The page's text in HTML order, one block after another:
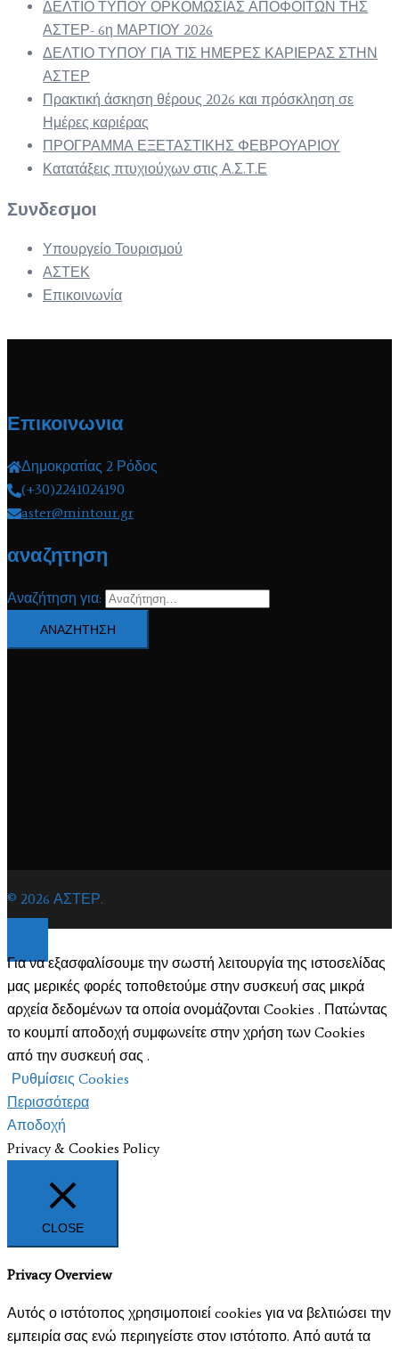
ΔΕΛΤΙΟ ΤΥΠΟΥ ΟΡΚΟΜΩΣΙΑΣ ΑΠΟΦΟΙΤΩΝ ΤΗΣ
ΑΣΤΕΡ- 6η ΜΑΡΤΙΟΥ 2026
ΔΕΛΤΙΟ ΤΥΠΟΥ ΓΙΑ ΤΙΣ ΗΜΕΡΕΣ ΚΑΡΙΕΡΑΣ ΣΤΗΝ
ΑΣΤΕΡ
Πρακτική άσκηση θέρους 2026 και πρόσκληση σε
Ημέρες καριέρας
ΠΡΟΓΡΑΜΜΑ ΕΞΕΤΑΣΤΙΚΗΣ ΦΕΒΡΟΥΑΡΙΟΥ
Κατατάξεις πτυχιούχων στις Α.Σ.Τ.Ε
Συνδεσμοι
Υπουργείο Τουρισμού
ΑΣΤΕΚ
Επικοινωνία
Επικοινωνια
Δημοκρατίας 2 Ρόδος
(+30)2241024190
aster@mintour.gr
αναζητηση
Αναζήτηση για:
© 2026 ΑΣΤΕΡ.
Για να εξασφαλίσουμε την σωστή λειτουργία της ιστοσελίδας
μας μερικές φορές τοποθετούμε στην συσκευή σας μικρά
αρχεία δεδομένων τα οποία ονομάζονται Cookies . Πατώντας
το κουμπί αποδοχή συμφωνείτε στην χρήση των Cookies
από την συσκευή σας .
Ρυθμίσεις Cookies
Περισσότερα
Αποδοχή
Privacy & Cookies Policy
CLOSE
Privacy Overview
Αυτός ο ιστότοπος χρησιμοποιεί cookies για να βελτιώσει την
εμπειρία σας ενώ περιηγείστε στον ιστότοπο. Από αυτά τα